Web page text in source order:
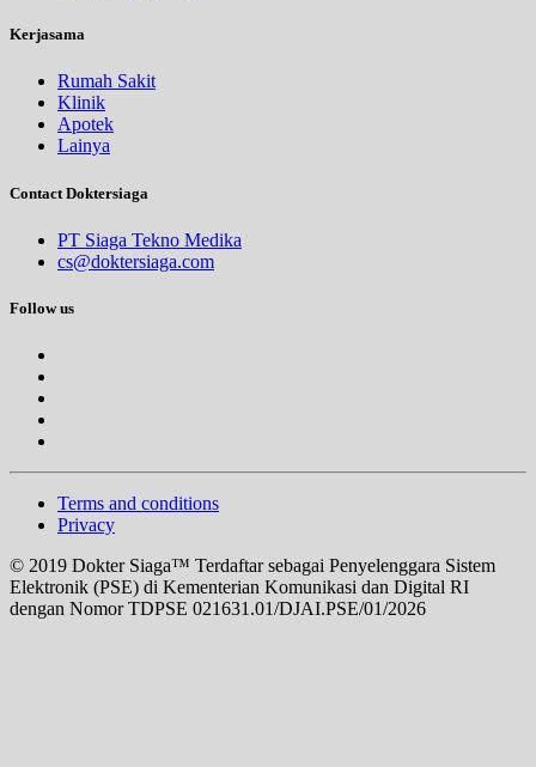
Kerjasama
Rumah Sakit
Klinik
Apotek
Lainya
Contact Doktersiaga
PT Siaga Tekno Medika
cs@doktersiaga.com
Follow us
Terms and conditions
Privacy
© 2019 Dokter Siaga™ Terdaftar sebagai Penyelenggara Sistem
Elektronik (PSE) di Kementerian Komunikasi dan Digital RI
dengan Nomor TDPSE 021631.01/DJAI.PSE/01/2026